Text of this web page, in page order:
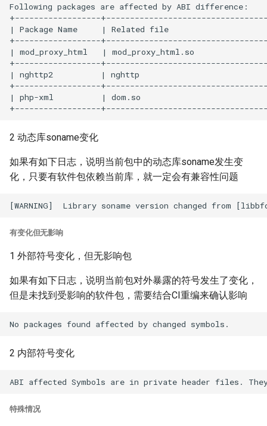
Following packages are affected by ABI difference:
+------------------
| Package Name     | Related file
+------------------
| mod_proxy_html   | mod_proxy_html.so
+------------------
| nghttp2          | nghttp                                |
+------------------
| php-xml          | dom.so                                |
2 动态库soname变化
如果有如下日志，说明当前包中的动态库soname发生变
化，只要有软件包依赖当前库，就一定会有兼容性问题
有变化但无影响
1 外部符号变化，但无影响包
如果有如下日志，说明当前包对外暴露的符号发生了变化，
但是未找到受影响的软件包，需要结合CI重编来确认影响
2 内部符号变化
特殊情况